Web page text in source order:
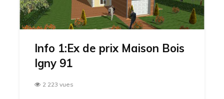
Info 1:Ex de prix Maison Bois
Igny 91
2 223 vues